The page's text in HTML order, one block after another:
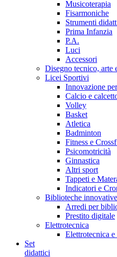
Musicoterapia
Fisarmoniche
Strumenti
Prima Infanzia
P.A.
Luci
Accessori
Disegno tecnico, arte
Licei Sportivi
Innovazione
Calcio e
Volley
Basket
Atletica
Badminton
Fitness e
Psicomotricità
Ginnastica
Altri sport
Tappeti e
Indicatori e
Biblioteche innovative
Arredi per
Prestito digitale
Elettrotecnica
Elettrotecnica
Set
didattici